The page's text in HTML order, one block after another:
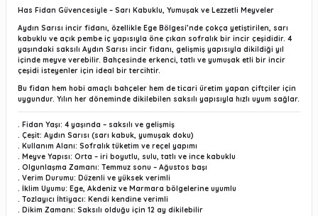
Has Fidan Güvencesiyle – Sarı Kabuklu, Yumuşak ve Lezzetli Meyveler
Aydın Sarısı incir fidanı, özellikle Ege Bölgesi’nde çokça yetiştirilen, sarı
kabuklu ve açık pembe iç yapısıyla öne çıkan sofralık bir incir çeşididir. 4
yaşındaki saksılı Aydın Sarısı incir fidanı, gelişmiş yapısıyla dikildiği yıl
içinde meyve verebilir. Bahçesinde erkenci, tatlı ve yumuşak etli bir incir
çeşidi isteyenler için ideal bir tercihtir.
Bu fidan hem hobi amaçlı bahçeler hem de ticari üretim yapan çiftçiler için
uygundur. Yılın her döneminde dikilebilen saksılı yapısıyla hızlı uyum sağlar.
. Fidan Yaşı: 4 yaşında – saksılı ve gelişmiş
. Çeşit: Aydın Sarısı (sarı kabuk, yumuşak doku)
. Kullanım Alanı: Sofralık tüketim ve reçel yapımı
. Meyve Yapısı: Orta – iri boyutlu, sulu, tatlı ve ince kabuklu
. Olgunlaşma Zamanı: Temmuz sonu – Ağustos başı
. Verim Durumu: Düzenli ve yüksek verimli
. İklim Uyumu: Ege, Akdeniz ve Marmara bölgelerine uyumlu
. Tozlayıcı İhtiyacı: Kendi kendine verimli
. Dikim Zamanı: Saksılı olduğu için 12 ay dikilebilir